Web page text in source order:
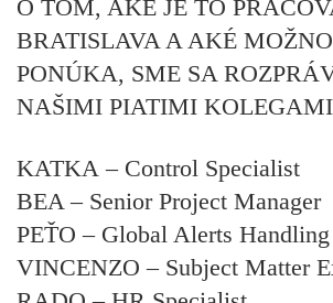
O TOM, AKÉ JE TO
BRATISLAVA A AKÉ
PONÚKA, SME SA
NAŠIMI PIATIMI
KATKA – Control Specialist
BEA– Senior Project Manager
PEŤO – Global Alerts
VINCENZO– Subject Matter